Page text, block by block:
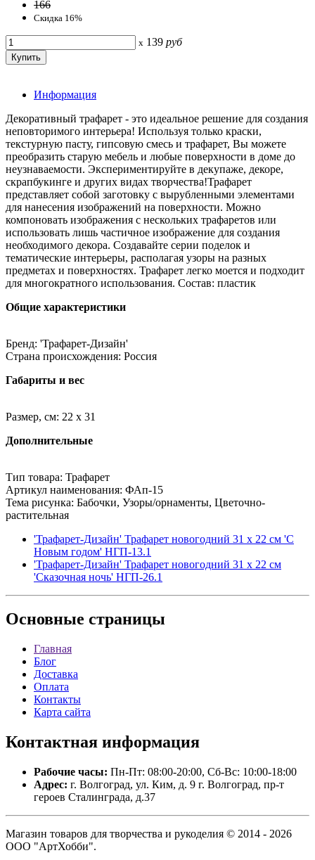
166
Скидка 16%
x 139 руб
Информация
Декоративный трафарет - это идеальное решение для создания
неповторимого интерьера! Используя только краски,
текстурную пасту, гипсовую смесь и трафарет, Вы можете
преобразить старую мебель и любые поверхности в доме до
неузнаваемости. Экспериментируйте в декупаже, декоре,
скрапбукинге и других видах творчества!Трафарет
представляет собой заготовку с вырубленными элементами
для нанесения изображений на поверхности. Можно
компоновать изображения с нескольких трафаретов или
использовать лишь частичное изображение для создания
необходимого декора. Создавайте серии поделок и
тематические интерьеры, располагая узоры на разных
предметах и поверхностях. Трафарет легко моется и подходит
для многократного использования. Состав: пластик
Общие характеристики
Бренд: 'Трафарет-Дизайн'
Страна происхождения: Россия
Габариты и вес
Размер, см: 22 x 31
Дополнительные
Тип товара: Трафарет
Артикул наименования: ФАп-15
Тема рисунка: Бабочки, Узоры/орнаменты, Цветочно-
растительная
'Трафарет-Дизайн' Трафарет новогодний 31 x 22 см 'С
Новым годом' НГП-13.1
'Трафарет-Дизайн' Трафарет новогодний 31 x 22 см
'Сказочная ночь' НГП-26.1
Основные страницы
Главная
Блог
Доставка
Оплата
Контакты
Карта сайта
Контактная информация
Рабочие часы: Пн-Пт: 08:00-20:00, Сб-Вс: 10:00-18:00
Адрес: г. Волгоград, ул. Ким, д. 9 г. Волгоград, пр-т
героев Сталинграда, д.37
Магазин товаров для творчества и рукоделия © 2014 - 2026
ООО "АртХобби".